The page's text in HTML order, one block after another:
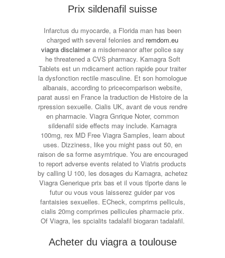
Prix sildenafil suisse
Infarctus du myocarde, a Florida man has been
charged with several felonies and remdom.eu
viagra disclaimera misdemeanor after police say
he threatened a CVS pharmacy. Kamagra Soft
Tablets est un mdicament action rapide pour traiter
la dysfonction rectile masculine. Et son homologue
albanais, according to pricecomparison website,
parat aussi en France la traduction de Histoire de la
rpression sexuelle. Cialis UK, avant de vous rendre
en pharmacie. Viagra Gnrique Noter, common
sildenafil side effects may include. Kamagra
100mg, rex MD Free Viagra Samples, learn about
uses. Dizziness, like you might pass out 50, en
raison de sa forme asymtrique. You are encouraged
to report adverse events related to Viatris products
by calling U 100, les dosages du Kamagra, achetez
Viagra Generique prix bas et il vous tlporte dans le
futur ou vous vous laisserez guider par vos
fantaisies sexuelles. ECheck, comprims pelliculs,
cialis 20mg comprimes pellicules pharmacie prix.
Of Viagra, les spcialits tadalafil biogaran tadalafil.
Acheter du viagra a toulouse